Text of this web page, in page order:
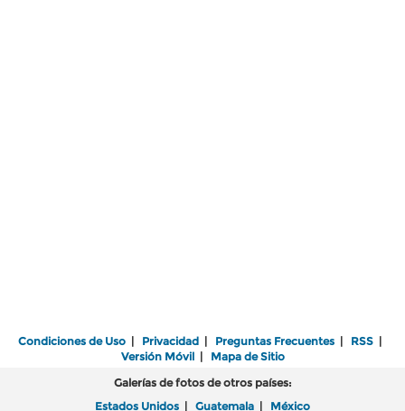
Condiciones de Uso | Privacidad | Preguntas Frecuentes | RSS |
Versión Móvil| Mapa de Sitio
Galerías de fotos de otros países:
Estados Unidos | Guatemala | México